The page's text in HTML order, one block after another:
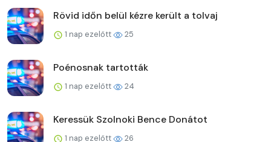
Rövid időn belül kézre került a tolvaj
1 nap ezelőtt 25
Poénosnak tartották
1 nap ezelőtt 24
Keressük Szolnoki Bence Donátot
1 nap ezelőtt 26